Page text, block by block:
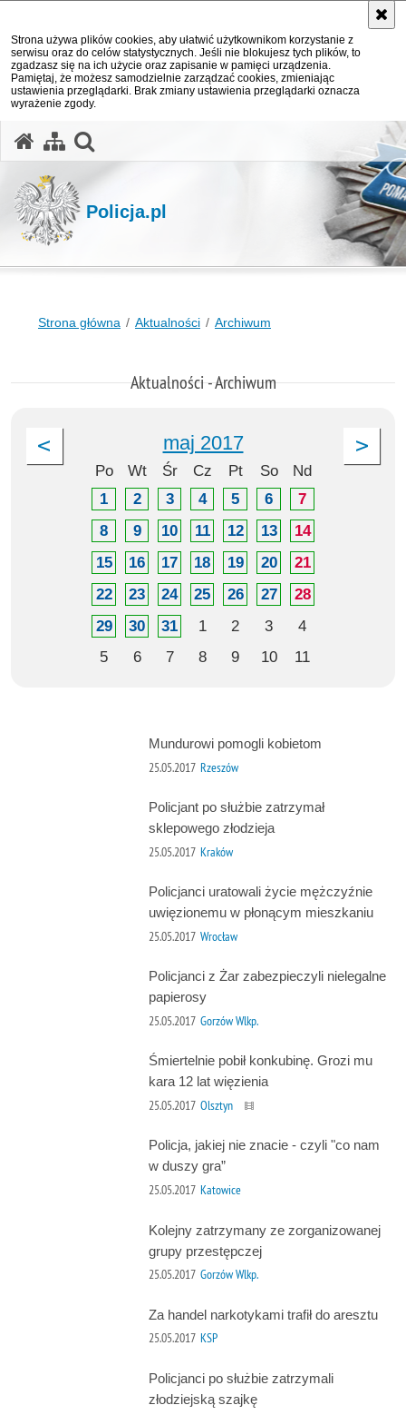
Strona używa plików cookies, aby ułatwić użytkownikom korzystanie z
serwisu oraz do celów statystycznych. Jeśli nie blokujesz tych plików, to
zgadzasz się na ich użycie oraz zapisanie w pamięci urządzenia.
Pamiętaj, że możesz samodzielnie zarządzać cookies, zmieniając
ustawienia przeglądarki. Brak zmiany ustawienia przeglądarki oznacza
wyrażenie zgody.
Policja.pl
Strona główna Aktualności Archiwum
Aktualności - Archiwum
maj 2017
Po Wt Śr Cz Pt So
Nd
1
2 3 4 5 6
7
8
9 10 11 12 13
14
15
16 17 18 19 20
21
22
23 24 25 26 27
28
29
30 31 1 2 3
4
5
6 7 8 9 10 11
Mundurowi pomogli kobietom
25.05.2017 Rzeszów
Policjant po służbie zatrzymał
sklepowego złodzieja
25.05.2017 Kraków
Policjanci uratowali życie mężczyźnie
uwięzionemu w płonącym mieszkaniu
25.05.2017 Wrocław
Policjanci z Żar zabezpieczyli nielegalne
papierosy
25.05.2017 Gorzów Wlkp.
Śmiertelnie pobił konkubinę. Grozi mu
kara 12 lat więzienia
25.05.2017 Olsztyn
Policja, jakiej nie znacie - czyli "co nam
w duszy gra”
25.05.2017 Katowice
Kolejny zatrzymany ze zorganizowanej
grupy przestępczej
25.05.2017 Gorzów Wlkp.
Za handel narkotykami trafił do aresztu
25.05.2017 KSP
Policjanci po służbie zatrzymali
złodziejską szajkę